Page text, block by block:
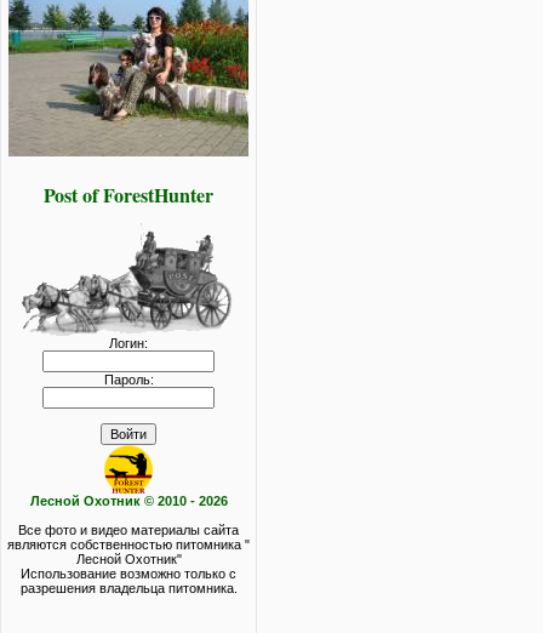
Post of ForestHunter
Логин:
Пароль:
Лесной Охотник © 2010 - 2026
Все фото и видео материалы сайта
являются собственностью питомника "
Лесной Охотник"
Использование возможно только с
разрешения владельца питомника.